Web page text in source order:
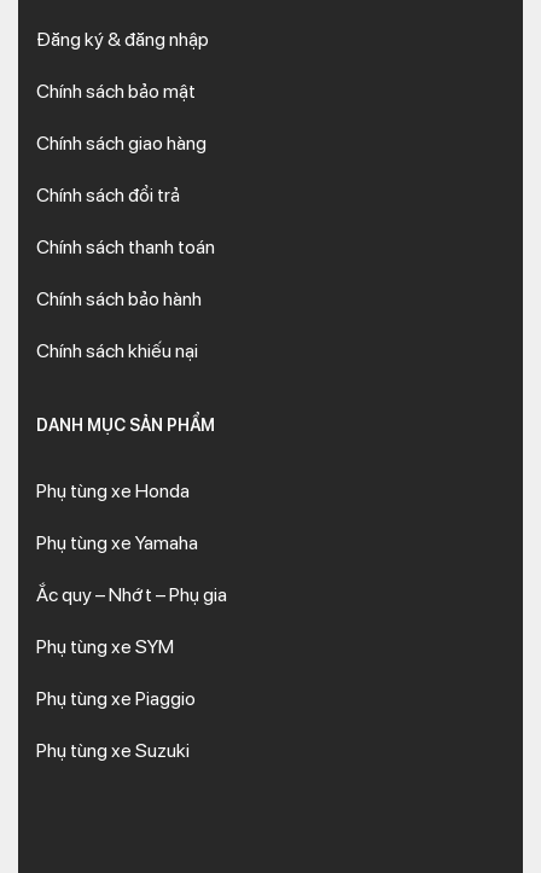
Đăng ký & đăng nhập
Chính sách bảo mật
Chính sách giao hàng
Chính sách đổi trả
Chính sách thanh toán
Chính sách bảo hành
Chính sách khiếu nại
DANH MỤC SẢN PHẨM
Phụ tùng xe Honda
Phụ tùng xe Yamaha
Ắc quy – Nhớt – Phụ gia
Phụ tùng xe SYM
Phụ tùng xe Piaggio
Phụ tùng xe Suzuki